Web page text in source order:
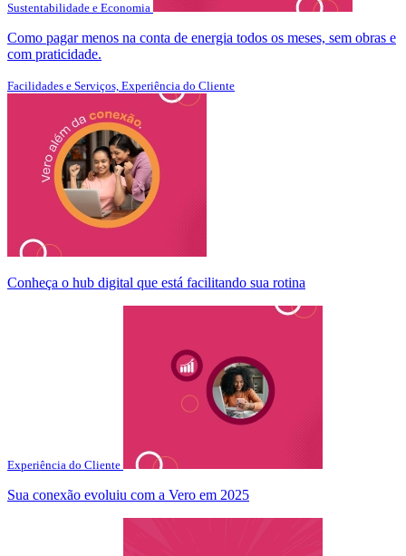
Sustentabilidade e Economia
Como pagar menos na conta de energia todos os meses, sem obras e
com praticidade.
Facilidades e Serviços, Experiência do Cliente
Conheça o hub digital que está facilitando sua rotina
Experiência do Cliente
Sua conexão evoluiu com a Vero em 2025